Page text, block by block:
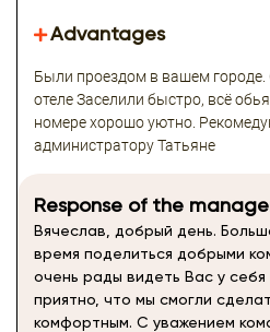
Advantages
Были проездом в вашем городе.
отеле Заселили быстро, всё
номере хорошо уютно.
администратору Татьяне
Response of the
Вячеслав, добрый день.
время поделиться добрыми
очень рады видеть Вас у себя
приятно, что мы смогли
комфортным. С уважением